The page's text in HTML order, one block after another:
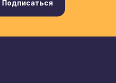
Подписаться